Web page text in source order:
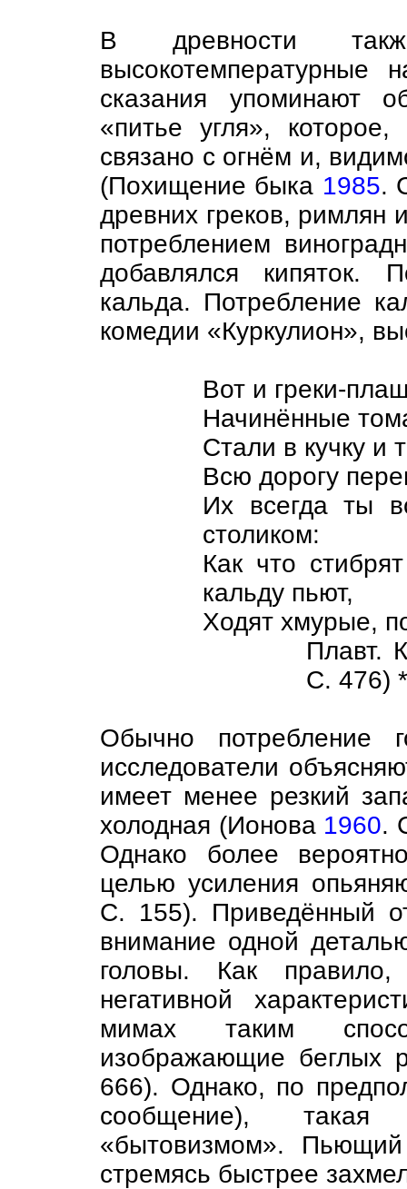
В древности
высокотемпературные
сказания упоминают
«питье угля»,
связано с огнём и,
(Похищение быка 1985.
древних греков, римлян
потреблением
добавлялся кипяток.
кальда. Потребление
комедии «Куркулион»,
Вот и греки-
Начинённые
Стали в кучку и
Всю дорогу
Их всегда ты
столиком:
Как что
кальду пьют,
Ходят хмурые,
Плавт.
С. 476)
Обычно потребление
исследователи
имеет менее резкий
холодная (Ионова 1960.
Однако более
целью усиления
С. 155). Приведённый
внимание одной
головы. Как
негативной
мимах таким
изображающие беглых
666). Однако, по
сообщение),
«бытовизмом».
стремясь быстрее